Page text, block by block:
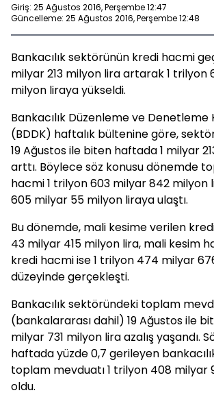
Giriş: 25 Ağustos 2016, Perşembe 12:47
Güncelleme: 25 Ağustos 2016, Perşembe 12:48
Bankacılık sektörünün kredi hacmi
milyar 213 milyon lira artarak 1 trilyon
milyon liraya yükseldi.
Bankacılık Düzenleme ve Denetleme
(BDDK) haftalık bültenine göre,
19 Ağustos ile biten haftada 1 milyar
arttı. Böylece söz konusu dönemde
hacmi 1 trilyon 603 milyar 842 milyon
605 milyar 55 milyon liraya ulaştı.
Bu dönemde, mali kesime verilen
43 milyar 415 milyon lira, mali kesim
kredi hacmi ise 1 trilyon 474 milyar
düzeyinde gerçekleşti.
Bankacılık sektöründeki toplam
(bankalararası dahil) 19 Ağustos ile
milyar 731 milyon lira azalış yaşandı.
haftada yüzde 0,7 gerileyen
toplam mevduatı 1 trilyon 408 milyar
oldu.